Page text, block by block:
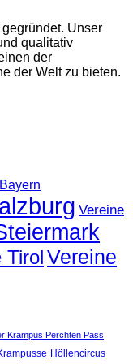
Unser
qualitativ
der
der Welt zu bieten.
Vereine
TirolVereine
Krampus Perchten Pass
Höllencircus